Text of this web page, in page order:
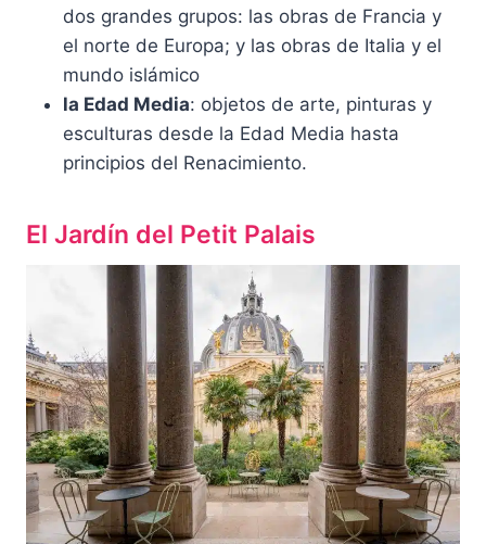
dos grandes grupos: las obras de Francia y
el norte de Europa; y las obras de Italia y el
mundo islámico
la Edad Media: objetos de arte, pinturas y
esculturas desde la Edad Media hasta
principios del Renacimiento.
El Jardín del Petit Palais